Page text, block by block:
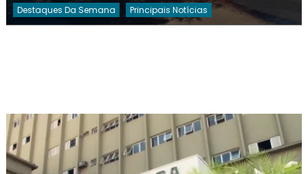
Destaques Da Semana Principais Notícias